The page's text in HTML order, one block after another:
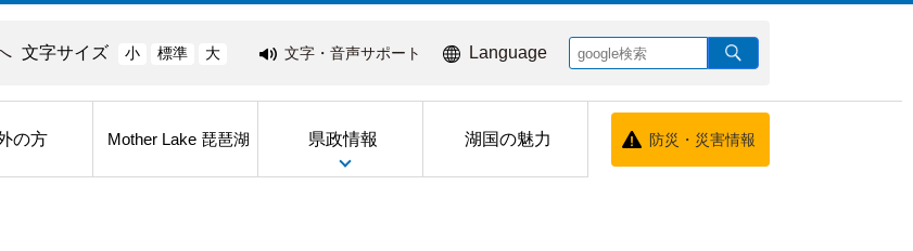
文字サイズ 小 標準 大 文字・音声サポート Language
の方 Mother Lake 琵琶湖 県政情報 湖国の魅力 防災・災害情報